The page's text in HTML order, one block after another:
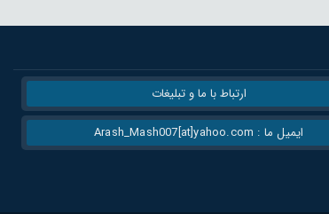
ارتباط با ما و تبلیغات
ایمیل ما : Arash_Mash007[at]yahoo.com